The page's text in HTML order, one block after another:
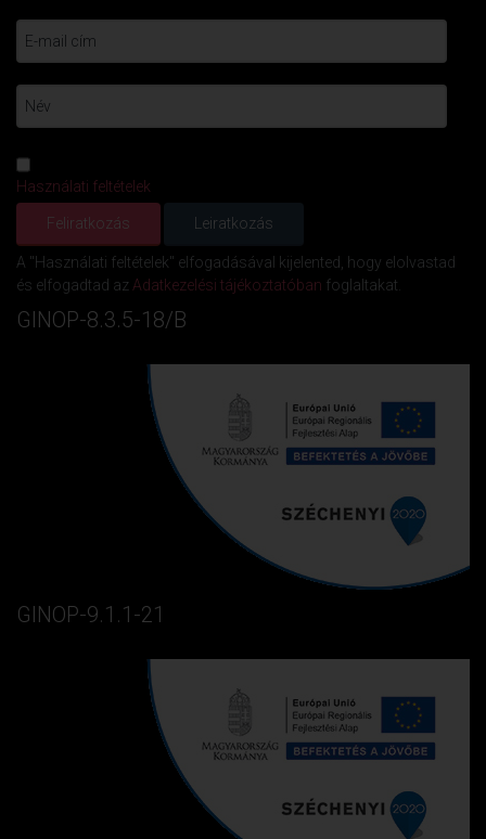
Használati feltételek
A "Használati feltételek" elfogadásával kijelented, hogy elolvastad
és elfogadtad az Adatkezelési tájékoztatóban foglaltakat.
GINOP-8.3.5-18/B
GINOP-9.1.1-21